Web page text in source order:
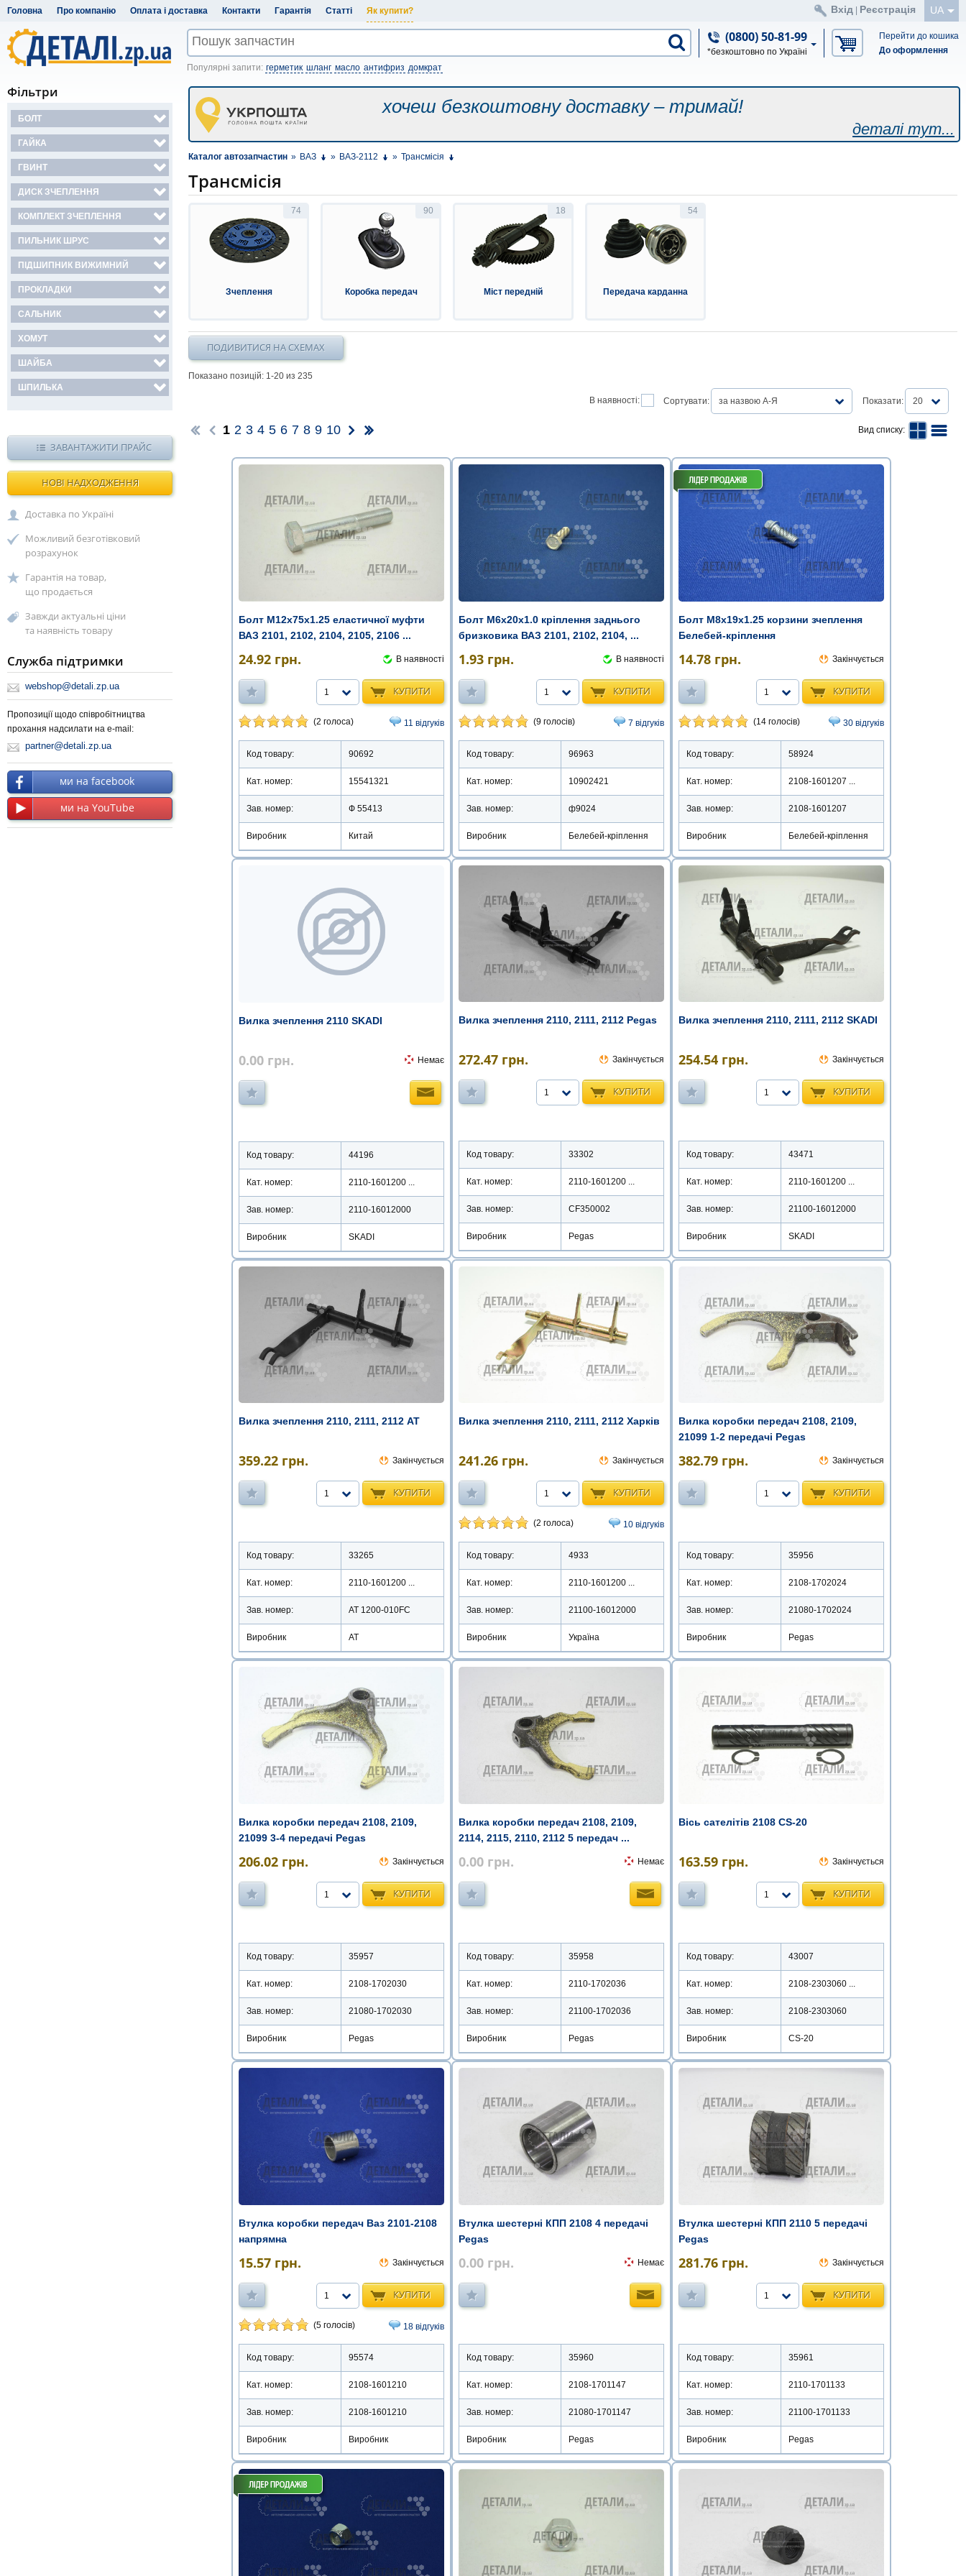
Головна Про компанію Оплата і доставка Контакти Гарантія Статті Як купити? UA
Вхід Реєстрація
(0800) 50-81-99
*безкоштовно по Україні
Перейти до кошика
До оформлення
Популярні запити: герметик шланг масло антифриз домкрат
хочеш безкоштовну доставку – тримай!
деталі тут...
Каталог автозапчастин » ВАЗ » ВАЗ-2112 » Трансмісія
Трансмісія
74
Зчеплення
90
Коробка передач
18
Міст передній
54
Передача карданна
ПОДИВИТИСЯ НА СХЕМАХ
Показано позицій: 1-20 из 235
В наявності: Сортувати: за назвою А-Я Показати: 20
1 2 3 4 5 6 7 8 9 10 Вид списку:
Болт М12х75х1.25 еластичної муфти
ВАЗ 2101, 2102, 2104, 2105, 2106 ...
24.92 грн. В наявності
КУПИТИ
1
(2 голоса) 11 відгуків
Код товару: 90692
Кат. номер: 15541321
Зав. номер: Ф 55413
Виробник Китай
Болт М6х20х1.0 кріплення заднього
бризковика ВАЗ 2101, 2102, 2104, ...
1.93 грн. В наявності
КУПИТИ
1
(9 голосів) 7 відгуків
Код товару: 96963
Кат. номер: 10902421
Зав. номер: ф9024
Виробник Белебей-кріплення
Болт М8х19х1.25 корзини зчеплення
Белебей-кріплення
14.78 грн. Закінчується
КУПИТИ
1
(14 голосів) 30 відгуків
Код товару: 58924
Кат. номер: 2108-1601207 ...
Зав. номер: 2108-1601207
Виробник Белебей-кріплення
Вилка зчеплення 2110 SKADI
0.00 грн. Немає
Код товару: 44196
Кат. номер: 2110-1601200 ...
Зав. номер: 2110-16012000
Виробник SKADI
Вилка зчеплення 2110, 2111, 2112 Pegas
272.47 грн. Закінчується
КУПИТИ
1
Код товару: 33302
Кат. номер: 2110-1601200 ...
Зав. номер: CF350002
Виробник Pegas
Вилка зчеплення 2110, 2111, 2112 SKADI
254.54 грн. Закінчується
КУПИТИ
1
Код товару: 43471
Кат. номер: 2110-1601200 ...
Зав. номер: 21100-16012000
Виробник SKADI
Вилка зчеплення 2110, 2111, 2112 АТ
359.22 грн. Закінчується
КУПИТИ
1
Код товару: 33265
Кат. номер: 2110-1601200 ...
Зав. номер: AT 1200-010FC
Виробник АТ
Вилка зчеплення 2110, 2111, 2112 Харків
241.26 грн. Закінчується
КУПИТИ
1
(2 голоса) 10 відгуків
Код товару: 4933
Кат. номер: 2110-1601200 ...
Зав. номер: 21100-16012000
Виробник Україна
Вилка коробки передач 2108, 2109,
21099 1-2 передачі Pegas
382.79 грн. Закінчується
КУПИТИ
1
Код товару: 35956
Кат. номер: 2108-1702024
Зав. номер: 21080-1702024
Виробник Pegas
Вилка коробки передач 2108, 2109,
21099 3-4 передачі Pegas
206.02 грн. Закінчується
КУПИТИ
1
Код товару: 35957
Кат. номер: 2108-1702030
Зав. номер: 21080-1702030
Виробник Pegas
Вилка коробки передач 2108, 2109,
2114, 2115, 2110, 2112 5 передач ...
0.00 грн. Немає
Код товару: 35958
Кат. номер: 2110-1702036
Зав. номер: 21100-1702036
Виробник Pegas
Вісь сателітів 2108 CS-20
163.59 грн. Закінчується
КУПИТИ
1
Код товару: 43007
Кат. номер: 2108-2303060 ...
Зав. номер: 2108-2303060
Виробник CS-20
Втулка коробки передач Ваз 2101-2108
напрямна
15.57 грн. Закінчується
КУПИТИ
1
(5 голосів) 18 відгуків
Код товару: 95574
Кат. номер: 2108-1601210
Зав. номер: 2108-1601210
Виробник Виробник
Втулка шестерні КПП 2108 4 передачі
Pegas
0.00 грн. Немає
Код товару: 35960
Кат. номер: 2108-1701147
Зав. номер: 21080-1701147
Виробник Pegas
Втулка шестерні КПП 2110 5 передачі
Pegas
281.76 грн. Закінчується
КУПИТИ
1
Код товару: 35961
Кат. номер: 2110-1701133
Зав. номер: 21100-1701133
Виробник Pegas
Фільтри
БОЛТ
ГАЙКА
ГВИНТ
ДИСК ЗЧЕПЛЕННЯ
КОМПЛЕКТ ЗЧЕПЛЕННЯ
ПИЛЬНИК ШРУС
ПІДШИПНИК ВИЖИМНИЙ
ПРОКЛАДКИ
САЛЬНИК
ХОМУТ
ШАЙБА
ШПИЛЬКА
ЗАВАНТАЖИТИ ПРАЙС
НОВІ НАДХОДЖЕННЯ
Доставка по Україні
Можливий безготівковий
розрахунок
Гарантія на товар,
що продається
Завжди актуальні ціни
та наявність товару
Служба підтримки
webshop@detali.zp.ua
Пропозиції щодо співробітництва
прохання надсилати на e-mail:
partner@detali.zp.ua
ми на facebook
ми на YouTube